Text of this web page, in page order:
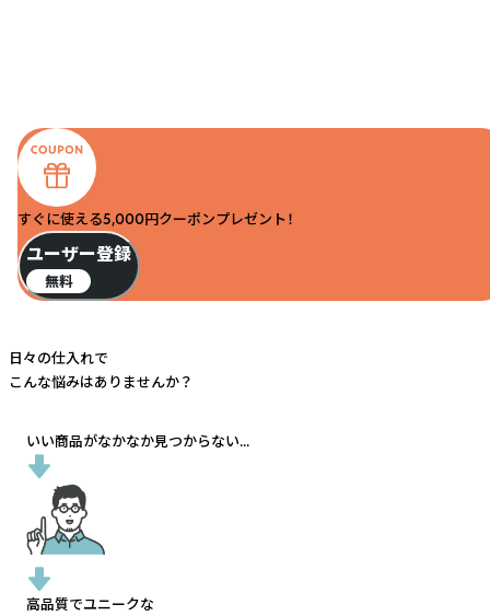
すぐに使える5,000円クーポンプレゼント！
ユーザー登録
無料
日々の仕入れで
こんな悩みはありませんか？
いい商品がなかなか見つからない...
高品質でユニークな